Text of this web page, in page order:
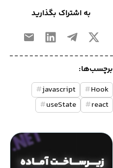
به اشتراک بگذارید
برچسب‌ها:
Hook
#
javascript
#
react
#
useState
#